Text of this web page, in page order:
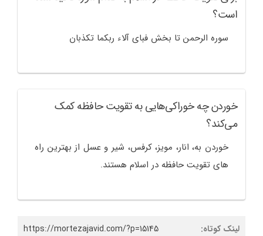
است؟
سوره الرحمن تا بخش فبای آلاء ربکما تکذبان
خوردن چه خوراکی‌هایی به تقویت حافظه کمک
می‌کند؟
خوردن به، انار، مویز، کرفس، شیر و عسل از بهترین راه
های تقویت حافظه در اسلام هستند.
لینک کوتاه: https://mortezajavid.com/?p=15145